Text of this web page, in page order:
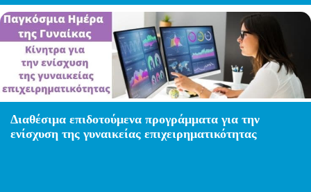
Διαθέσιμα επιδοτούμενα προγράμματα για την
ενίσχυση της γυναικείας επιχειρηματικότητας